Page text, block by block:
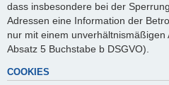
dass insbesondere bei der
Adressen eine Information der
nur mit einem
Absatz 5 Buchstabe b DSGVO).
COOKIES